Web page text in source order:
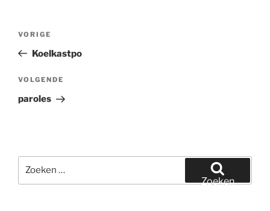
Vorig
bericht
VORIGE
Koelkastpo
Volgend
bericht
VOLGENDE
paroles
naar:
Zoeken